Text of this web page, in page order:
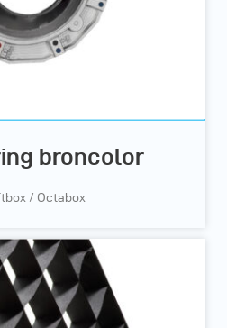
broncolor
/ Octabox